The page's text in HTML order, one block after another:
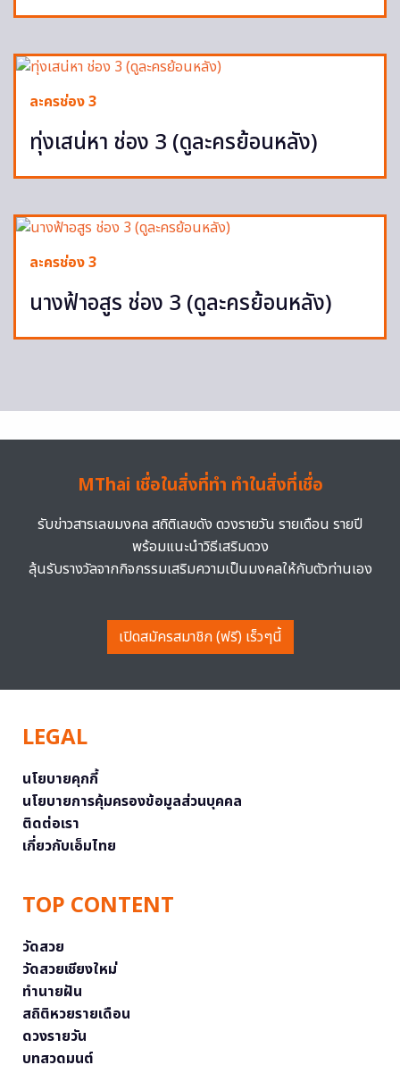
ละครช่อง 3
ทุ่งเสน่หา ช่อง 3 (ดูละครย้อนหลัง)
ละครช่อง 3
นางฟ้าอสูร ช่อง 3 (ดูละครย้อนหลัง)
MThai เชื่อในสิ่งที่ทำ ทำในสิ่งที่เชื่อ
รับข่าวสารเลขมงคล สถิติเลขดัง ดวงรายวัน รายเดือน รายปี
พร้อมแนะนำวิธีเสริมดวง
ลุ้นรับรางวัลจากกิจกรรมเสริมความเป็นมงคลให้กับตัวท่านเอง
เปิดสมัครสมาชิก (ฟรี) เร็วๆนี้
LEGAL
นโยบายคุกกี้
นโยบายการคุ้มครองข้อมูลส่วนบุคคล
ติดต่อเรา
เกี่ยวกับเอ็มไทย
TOP CONTENT
วัดสวย
วัดสวยเชียงใหม่
ทำนายฝัน
สถิติหวยรายเดือน
ดวงรายวัน
บทสวดมนต์